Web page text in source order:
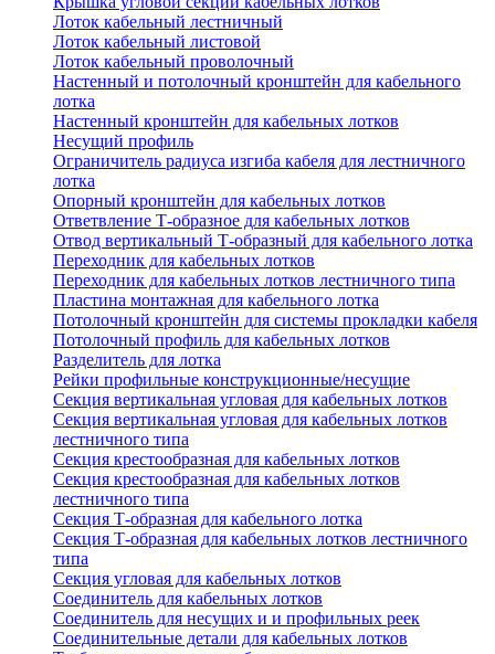
Лоток кабельный лестничный
Лоток кабельный листовой
Лоток кабельный проволочный
Настенный и потолочный кронштейн для кабельного
лотка
Настенный кронштейн для кабельных лотков
Несущий профиль
Ограничитель радиуса изгиба кабеля для лестничного
лотка
Опорный кронштейн для кабельных лотков
Ответвление Т-образное для кабельных лотков
Отвод вертикальный Т-образный для кабельного лотка
Переходник для кабельных лотков
Переходник для кабельных лотков лестничного типа
Пластина монтажная для кабельного лотка
Потолочный кронштейн для системы прокладки кабеля
Потолочный профиль для кабельных лотков
Разделитель для лотка
Рейки профильные конструкционные/несущие
Секция вертикальная угловая для кабельных лотков
Секция вертикальная угловая для кабельных лотков
лестничного типа
Секция крестообразная для кабельных лотков
Секция крестообразная для кабельных лотков
лестничного типа
Секция Т-образная для кабельного лотка
Секция Т-образная для кабельных лотков лестничного
типа
Секция угловая для кабельных лотков
Соединитель для кабельных лотков
Соединитель для несущих и и профильных реек
Соединительные детали для кабельных лотков